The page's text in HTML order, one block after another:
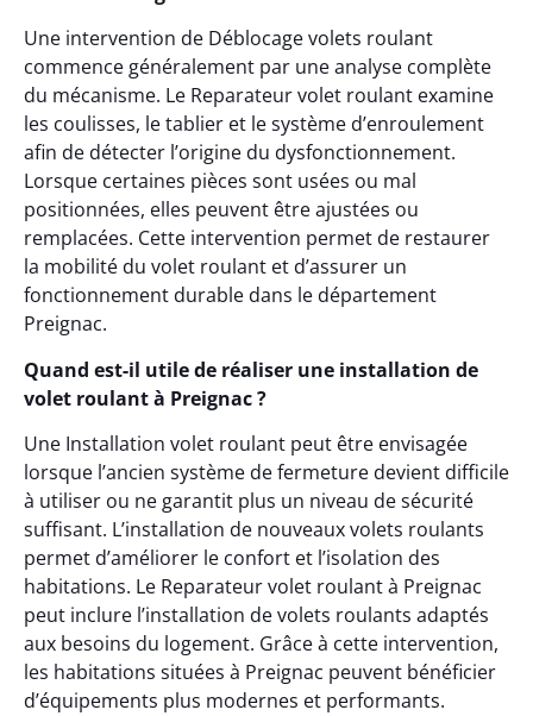
Une intervention de Déblocage volets roulant
commence généralement par une analyse complète
du mécanisme. Le Reparateur volet roulant examine
les coulisses, le tablier et le système d’enroulement
afin de détecter l’origine du dysfonctionnement.
Lorsque certaines pièces sont usées ou mal
positionnées, elles peuvent être ajustées ou
remplacées. Cette intervention permet de restaurer
la mobilité du volet roulant et d’assurer un
fonctionnement durable dans le département
Preignac.
Quand est-il utile de réaliser une installation de
volet roulant à Preignac ?
Une Installation volet roulant peut être envisagée
lorsque l’ancien système de fermeture devient difficile
à utiliser ou ne garantit plus un niveau de sécurité
suffisant. L’installation de nouveaux volets roulants
permet d’améliorer le confort et l’isolation des
habitations. Le Reparateur volet roulant à Preignac
peut inclure l’installation de volets roulants adaptés
aux besoins du logement. Grâce à cette intervention,
les habitations situées à Preignac peuvent bénéficier
d’équipements plus modernes et performants.